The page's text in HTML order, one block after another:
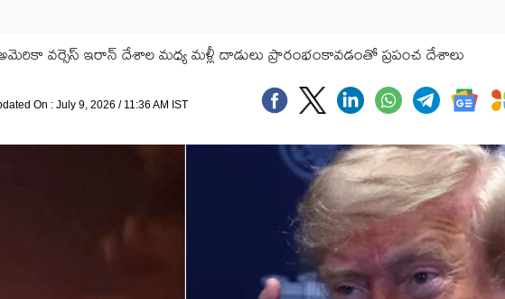
వర్సెస్ ఇరాన్ దేశాల మధ్య మళ్లీ దాడులు ప్రారంభంకావడంతో ప్రపంచ దేశాలు
On : July 9, 2026 / 11:36 AM IST